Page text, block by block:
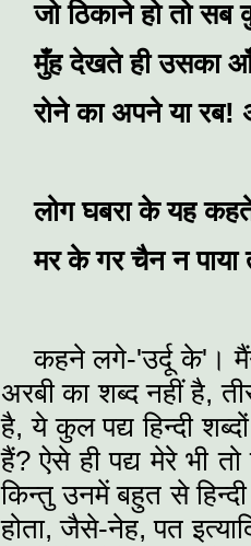
जो ठिकाने हो तो
मुँह देखते ही उसका
रोने का अपने या
लोग घबरा के यह
मर के गर चैन न पाया
कहने लगे-'उर्दू के'।
अरबी का शब्द नहीं है,
है, ये कुल पद्य हिन्दी
हैं? ऐसे ही पद्य मेरे भी
किन्तु उनमें बहुत से
होता, जैसे-नेह, पत